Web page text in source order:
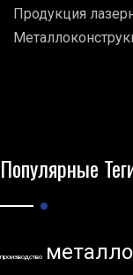
Продукция
Популярные
производство